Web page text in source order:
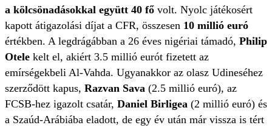
a kölcsönadásokkal együtt 40 fő volt. Nyolc játékosért
kapott átigazolási díjat a CFR, összesen 10 millió euró
értékben. A legdrágábban a 26 éves nigériai támadó, Philip
Otele kelt el, akiért 3.5 millió eurót fizetett az
emírségekbeli Al-Vahda. Ugyanakkor az olasz Udineséhez
szerződött kapus, Razvan Sava (2.5 millió euró), az
FCSB-hez igazolt csatár, Daniel Birligea (2 millió euró) és
a Szaúd-Arábiába eladott, de egy év után már vissza is tért